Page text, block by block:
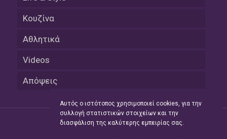
Κουζίνα
Αθλητικά
Videos
Απόψεις
Αυτός ο ιστότοπος χρησιμοποιεί cookies, για την
συλλογή στατιστικών στοιχείων και την
διασφάλιση της καλύτερης εμπειρίας σας.